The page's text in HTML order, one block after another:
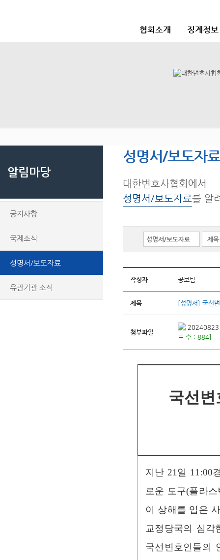
협회소개 징계정
알림마당
공지사항
국제소식
성명서/보도자료
유관기관 소식
성명서/보도자료
대한변호사협회에서
성명서/보도자료를 알
작성자 공보팀
제목 [성명서] 국선
첨부파일
20240823
드 수 : 884]
국선
지난 21일 11:00
로운 도구(플라
이 상해를 입은
교정당국의 심
국선변호인들의